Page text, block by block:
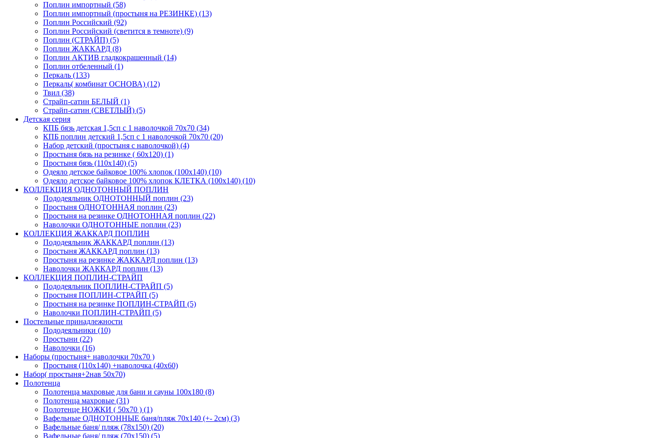
Поплин импортный (58)
Поплин импортный (простыня на РЕЗИНКЕ) (13)
Поплин Российский (92)
Поплин Российский (светится в темноте) (9)
Поплин (СТРАЙП) (5)
Поплин ЖАККАРД (8)
Поплин АКТИВ гладкокрашенный (14)
Поплин отбеленный (1)
Перкаль (133)
Перкаль( комбинат ОСНОВА) (12)
Твил (38)
Страйп-сатин БЕЛЫЙ (1)
Страйп-сатин (СВЕТЛЫЙ) (5)
Детская серия
КПБ бязь детская 1,5сп с 1 наволочкой 70х70 (34)
КПБ поплин детский 1,5сп с 1 наволочкой 70х70 (20)
Набор детский (простыня с наволочкой) (4)
Простыня бязь на резинке ( 60х120) (1)
Простыня бязь (110х140) (5)
Одеяло детское байковое 100% хлопок (100х140) (10)
Одеяло детское байковое 100% хлопок КЛЕТКА (100х140) (10)
КОЛЛЕКЦИЯ ОДНОТОННЫЙ ПОПЛИН
Пододеяльник ОДНОТОННЫЙ поплин (23)
Простыня ОДНОТОННАЯ поплин (23)
Простыня на резинке ОДНОТОННАЯ поплин (22)
Наволочки ОДНОТОННЫЕ поплин (23)
КОЛЛЕКЦИЯ ЖАККАРД ПОПЛИН
Пододеяльник ЖАККАРД поплин (13)
Простыня ЖАККАРД поплин (13)
Простыня на резинке ЖАККАРД поплин (13)
Наволочки ЖАККАРД поплин (13)
КОЛЛЕКЦИЯ ПОПЛИН-СТРАЙП
Пододеяльник ПОПЛИН-СТРАЙП (5)
Простыня ПОПЛИН-СТРАЙП (5)
Простыня на резинке ПОПЛИН-СТРАЙП (5)
Наволочки ПОПЛИН-СТРАЙП (5)
Постельные принадлежности
Пододеяльники (10)
Простыни (22)
Наволочки (16)
Наборы (простыня+ наволочки 70х70 )
Простыня (110х140) +наволочка (40х60)
Набор( простыня+2нав 50х70)
Полотенца
Полотенца махровые для бани и сауны 100х180 (8)
Полотенца махровые (31)
Полотенце НОЖКИ ( 50х70 ) (1)
Вафельные ОДНОТОННЫЕ баня/пляж 70х140 (+- 2см) (3)
Вафельные баня/ пляж (78х150) (20)
Вафельные баня/ пляж (70х150) (5)